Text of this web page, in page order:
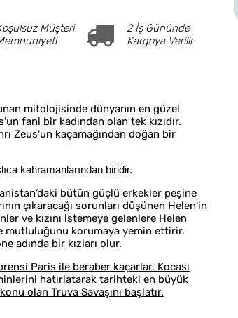
Müşteri
2 İş Gününde
Kargoya Verilir
mitolojisinde dünyanın en güzel
fani bir kadından olan tek kızıdır.
Zeus'un kaçamağından doğan bir
kahramanlarından biridir.
bütün güçlü erkekler peşine
çıkaracağı sorunları düşünen Helen'in
ve kızını istemeye gelenlere Helen
mutluluğunu korumaya yemin ettirir.
adında bir kızları olur.
Paris ile beraber kaçarlar. Kocası
hatırlatarak tarihteki en büyük
olan Truva Savaşını başlatır.